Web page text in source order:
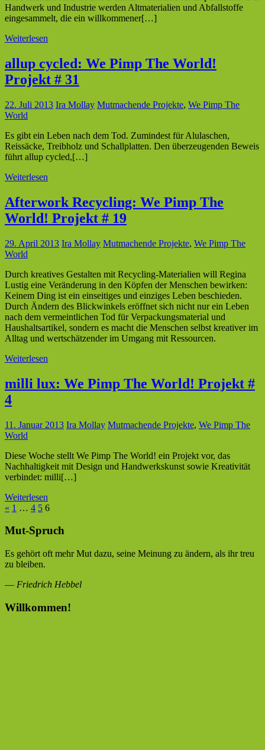
Handwerk und Industrie werden Altmaterialien und Abfallstoffe
eingesammelt, die ein willkommener[…]
Weiterlesen
allup cycled: We Pimp The World!
Projekt # 31
22. Juli 2013 Ira Mollay Mutmachende Projekte, We Pimp The
World
Es gibt ein Leben nach dem Tod. Zumindest für Alulaschen,
Reissäcke, Treibholz und Schallplatten. Den überzeugenden Beweis
führt allup cycled,[…]
Weiterlesen
Afterwork Recycling: We Pimp The
World! Projekt # 19
29. April 2013 Ira Mollay Mutmachende Projekte, We Pimp The
World
Durch kreatives Gestalten mit Recycling-Materialien will Regina
Lustig eine Veränderung in den Köpfen der Menschen bewirken:
Keinem Ding ist ein einseitiges und einziges Leben beschieden.
Durch Ändern des Blickwinkels eröffnet sich nicht nur ein Leben
nach dem vermeintlichen Tod für Verpackungsmaterial und
Haushaltsartikel, sondern es macht die Menschen selbst kreativer im
Alltag und wertschätzender im Umgang mit Ressourcen.
Weiterlesen
milli lux: We Pimp The World! Projekt #
4
11. Januar 2013 Ira Mollay Mutmachende Projekte, We Pimp The
World
Diese Woche stellt We Pimp The World! ein Projekt vor, das
Nachhaltigkeit mit Design und Handwerkskunst sowie Kreativität
verbindet: milli[…]
Weiterlesen
Seitennummerierung
der
Beiträge
« Vorherige
1 … 4 5 6
Mut-Spruch
Es gehört oft mehr Mut dazu, seine Meinung zu ändern, als ihr treu
zu bleiben.
— Friedrich Hebbel
Willkommen!